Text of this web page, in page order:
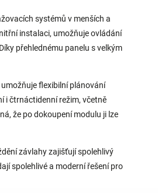
systémů v menších a
instalaci, umožňuje ovládání
přehlednému panelu s velkým
flexibilní plánování
i čtrnáctidenní režim, včetně
že po dokoupení modulu ji lze
závlahy zajišťují spolehlivý
spolehlivé a moderní řešení pro